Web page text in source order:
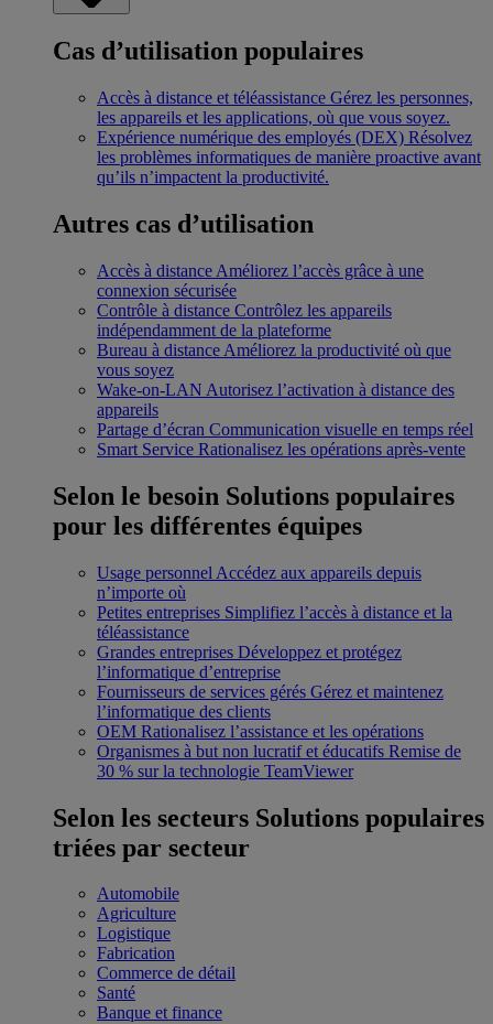
Cas d’utilisation populaires
Accès à distance et téléassistance Gérez les personnes,
les appareils et les applications, où que vous soyez.
Expérience numérique des employés (DEX) Résolvez
les problèmes informatiques de manière proactive avant
qu’ils n’impactent la productivité.
Autres cas d’utilisation
Accès à distance Améliorez l’accès grâce à une
connexion sécurisée
Contrôle à distance Contrôlez les appareils
indépendamment de la plateforme
Bureau à distance Améliorez la productivité où que
vous soyez
Wake-on-LAN Autorisez l’activation à distance des
appareils
Partage d’écran Communication visuelle en temps réel
Smart Service Rationalisez les opérations après-vente
Selon le besoin Solutions populaires
pour les différentes équipes
Usage personnel Accédez aux appareils depuis
n’importe où
Petites entreprises Simplifiez l’accès à distance et la
téléassistance
Grandes entreprises Développez et protégez
l’informatique d’entreprise
Fournisseurs de services gérés Gérez et maintenez
l’informatique des clients
OEM Rationalisez l’assistance et les opérations
Organismes à but non lucratif et éducatifs Remise de
30 % sur la technologie TeamViewer
Selon les secteurs Solutions populaires
triées par secteur
Automobile
Agriculture
Logistique
Fabrication
Commerce de détail
Santé
Banque et finance